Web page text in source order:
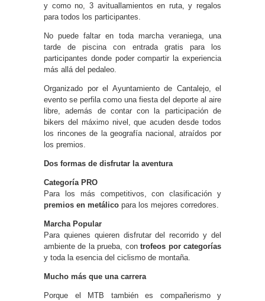
y como no, 3 avituallamientos en ruta, y regalos
para todos los participantes.
No puede faltar en toda marcha veraniega, una
tarde de piscina con entrada gratis para los
participantes donde poder compartir la experiencia
más allá del pedaleo.
Organizado por el Ayuntamiento de Cantalejo, el
evento se perfila como una fiesta del deporte al aire
libre, además de contar con la participación de
bikers del máximo nivel, que acuden desde todos
los rincones de la geografía nacional, atraídos por
los premios.
Dos formas de disfrutar la aventura
Categoría PRO
Para los más competitivos, con clasificación y
premios en metálico para los mejores corredores.
Marcha Popular
Para quienes quieren disfrutar del recorrido y del
ambiente de la prueba, controfeos por categorías
y toda la esencia del ciclismo de montaña.
Mucho más que una carrera
Porque el MTB también es compañerismo y